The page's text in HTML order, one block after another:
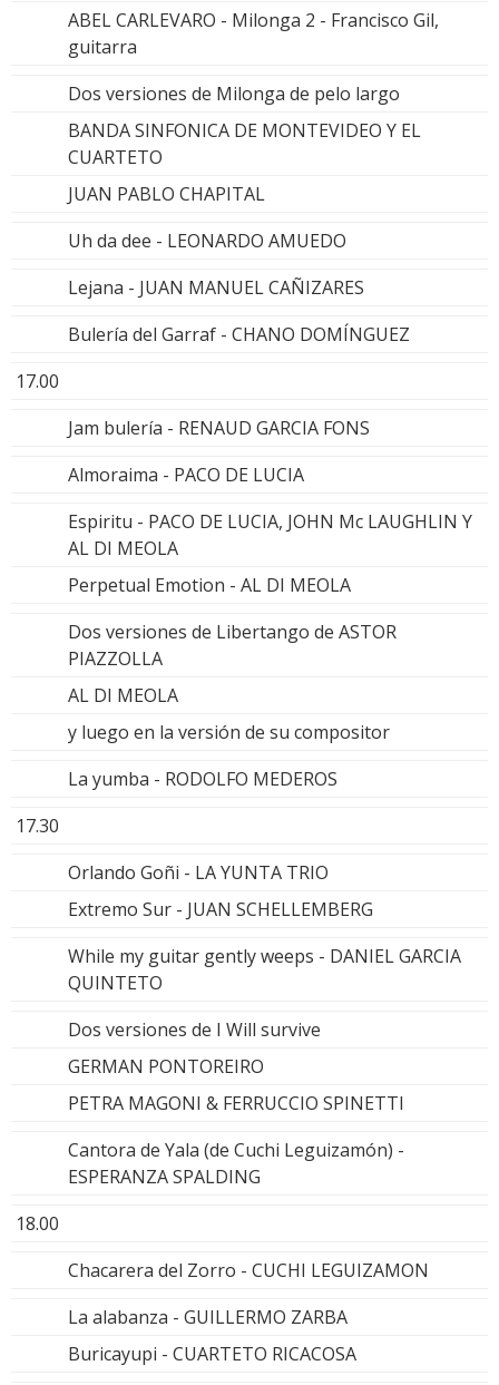
ABEL CARLEVARO - Milonga 2 - Francisco Gil,
guitarra
Dos versiones de Milonga de pelo largo
BANDA SINFONICA DE MONTEVIDEO Y EL
CUARTETO
JUAN PABLO CHAPITAL
Uh da dee - LEONARDO AMUEDO
Lejana - JUAN MANUEL CAÑIZARES
Bulería del Garraf - CHANO DOMÍNGUEZ
17.00
Jam bulería - RENAUD GARCIA FONS
Almoraima - PACO DE LUCIA
Espiritu - PACO DE LUCIA, JOHN Mc LAUGHLIN Y
AL DI MEOLA
Perpetual Emotion - AL DI MEOLA
Dos versiones de Libertango de ASTOR
PIAZZOLLA
AL DI MEOLA
y luego en la versión de su compositor
La yumba - RODOLFO MEDEROS
17.30
Orlando Goñi - LA YUNTA TRIO
Extremo Sur - JUAN SCHELLEMBERG
While my guitar gently weeps - DANIEL GARCIA
QUINTETO
Dos versiones de I Will survive
GERMAN PONTOREIRO
PETRA MAGONI & FERRUCCIO SPINETTI
Cantora de Yala (de Cuchi Leguizamón) -
ESPERANZA SPALDING
18.00
Chacarera del Zorro - CUCHI LEGUIZAMON
La alabanza - GUILLERMO ZARBA
Buricayupi - CUARTETO RICACOSA